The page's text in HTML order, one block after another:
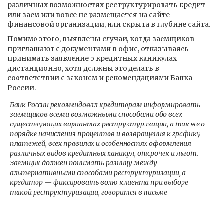
различных возможностях реструктурировать кредит
или заем или вовсе не размещается на сайте
финансовой организации, или скрыта в глубине сайта.
Помимо этого, выявлены случаи, когда заемщиков
приглашают с документами в офис, отказываясь
принимать заявление о кредитных каникулах
дистанционно, хотя должны это делать в
соответствии с законом и рекомендациями Банка
России.
Банк России рекомендовал кредиторам информировать
заемщиков всеми возможными способами обо всех
существующих вариантах реструктуризации, а также о
порядке начисления процентов и возвращения к графику
платежей, всех правилах и особенностях оформления
различных видов кредитных каникул, отсрочек и льгот.
Заемщик должен понимать разницу между
альтернативными способами реструктуризации, а
кредитор — фиксировать волю клиента при выборе
такой реструктуризации, говорится в письме